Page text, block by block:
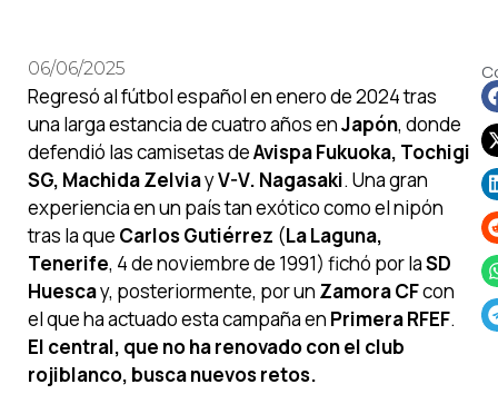
06/06/2025
Regresó al fútbol español en enero de 2024 tras
una larga estancia de cuatro años enJapón, donde
defendió las camisetas deAvispa Fukuoka, Tochigi
SG, Machida ZelviayV-V. Nagasaki. Una gran
experiencia en un país tan exótico como el nipón
tras la que Carlos Gutiérrez (La Laguna,
Tenerife, 4 de noviembre de 1991) fichó por laSD
Huescay, posteriormente, por un Zamora CFcon
el que ha actuado esta campaña en Primera RFEF.
El central, que no ha renovado con el club
rojiblanco, busca nuevos retos.